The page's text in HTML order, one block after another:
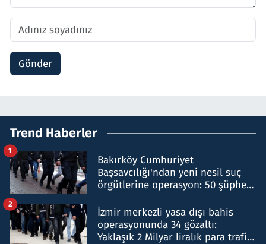
Gönder
Trend Haberler
Bakırköy Cumhuriyet
Başsavcılığı'ndan yeni nesil suç
örgütlerine operasyon: 50 şüpheli
1
İzmir merkezli yasa dışı bahis
operasyonunda 34 gözaltı:
Yaklaşık 2 Milyar liralık para trafiği
2